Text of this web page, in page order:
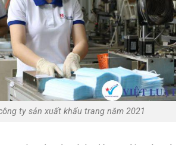
ty sản xuất khẩu trang năm 2021